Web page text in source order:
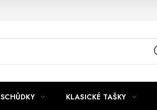
SCHŮDKY KLASICKÉ TAŠKY